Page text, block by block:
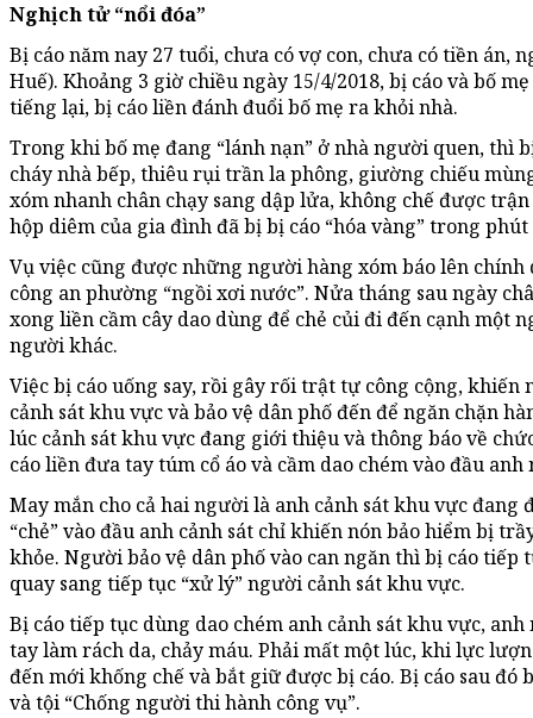
Nghịch tử “nổi đóa”
Bị cáo năm nay 27 tuổi, chưa có vợ con, chưa có tiền án,
Huế). Khoảng 3 giờ chiều ngày 15/4/2018, bị cáo và bố
tiếng lại, bị cáo liền đánh đuổi bố mẹ ra khỏi nhà.
Trong khi bố mẹ đang “lánh nạn” ở nhà người quen, thì
cháy nhà bếp, thiêu rụi trần la phông, giường chiếu
xóm nhanh chân chạy sang dập lửa, không chế được
hộp diêm của gia đình đã bị bị cáo “hóa vàng” trong phút
Vụ việc cũng được những người hàng xóm báo lên
công an phường “ngồi xơi nước”. Nửa tháng sau ngày
xong liền cầm cây dao dùng để chẻ củi đi đến cạnh một
người khác.
Việc bị cáo uống say, rồi gây rối trật tự công cộng,
cảnh sát khu vực và bảo vệ dân phố đến để ngăn chặn
lúc cảnh sát khu vực đang giới thiệu và thông báo về
cáo liền đưa tay túm cổ áo và cầm dao chém vào đầu anh
May mắn cho cả hai người là anh cảnh sát khu vực đang
“chẻ” vào đầu anh cảnh sát chỉ khiến nón bảo hiểm bị
khỏe. Người bảo vệ dân phố vào can ngăn thì bị cáo tiếp
quay sang tiếp tục “xử lý” người cảnh sát khu vực.
Bị cáo tiếp tục dùng dao chém anh cảnh sát khu vực,
tay làm rách da, chảy máu. Phải mất một lúc, khi lực
đến mới khống chế và bắt giữ được bị cáo. Bị cáo sau đó
và tội “Chống người thi hành công vụ”.